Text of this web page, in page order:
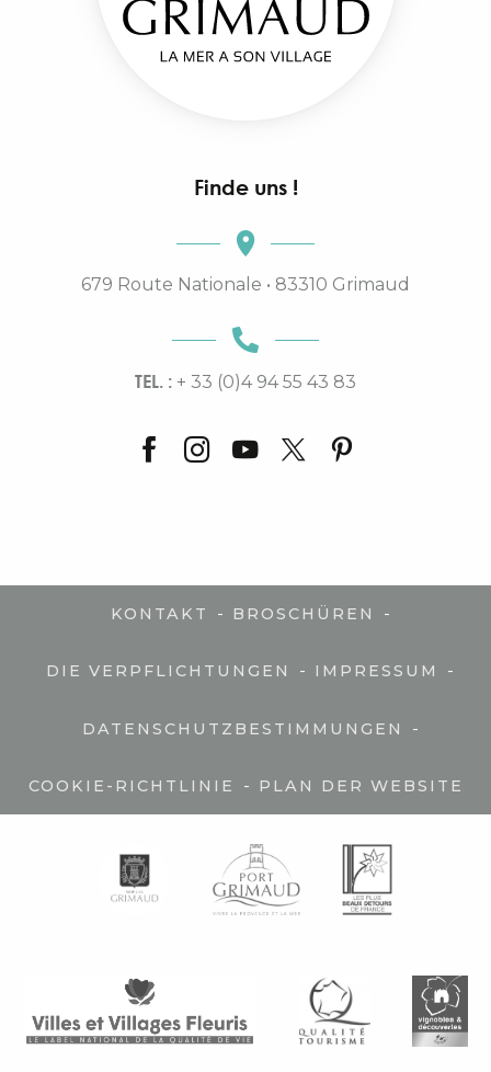
Finde uns !
679 Route Nationale • 83310 Grimaud
TEL. : + 33 (0)4 94 55 43 83
KONTAKT - BROSCHÜREN -
DIE VERPFLICHTUNGEN - IMPRESSUM -
DATENSCHUTZBESTIMMUNGEN -
COOKIE-RICHTLINIE - PLAN DER WEBSITE